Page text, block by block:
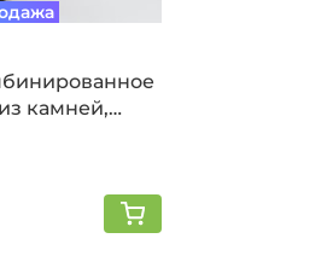
камней,